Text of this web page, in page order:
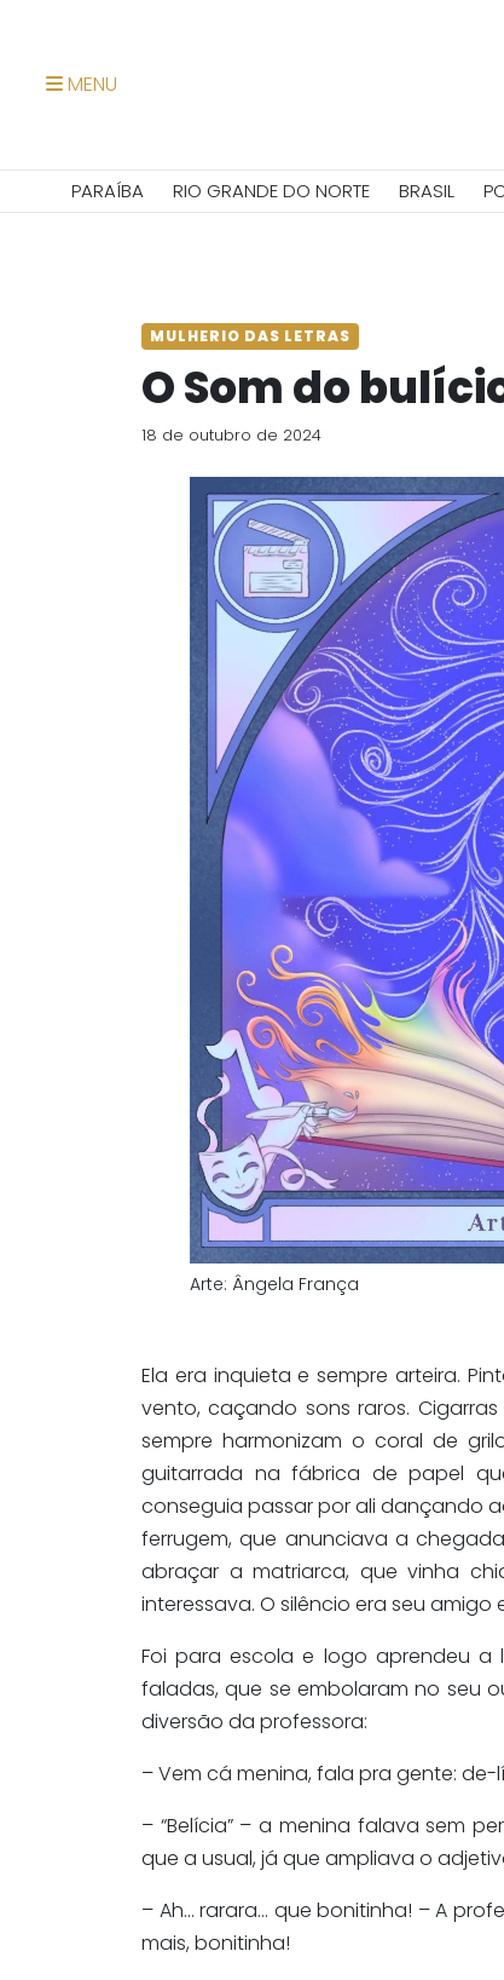
MENU
PARAÍBA RIO GRANDE DO NORTE BRASIL
MULHERIO DAS LETRAS
O Som do
18 de outubro de 2024
Arte: Ângela França
Ela era inquieta e sempre arteira.
vento, caçando sons raros.
sempre harmonizam o coral de
guitarrada na fábrica de papel
conseguia passar por ali dançando
ferrugem, que anunciava a
abraçar a matriarca, que vinha
interessava. O silêncio era seu
Foi para escola e logo aprendeu a
faladas, que se embolaram no seu
diversão da professora:
– Vem cá menina, fala pra gente: de-
– “Belícia” – a menina falava sem
que a usual, já que ampliava o
– Ah… rarara… que bonitinha! – A
mais, bonitinha!